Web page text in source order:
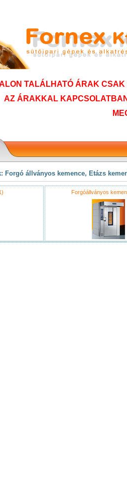
TALÁLHATÓ ÁRAK
AZ ÁRAKKAL
Forgó állványos kemence, Etázs
Forgóállványos